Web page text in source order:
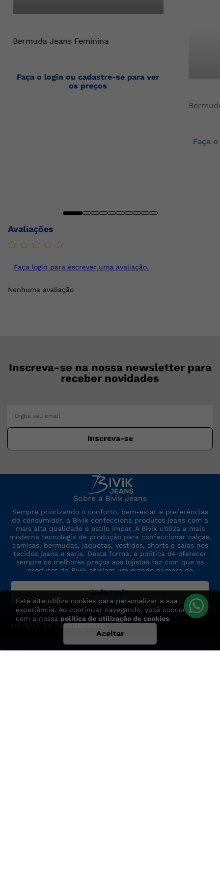
Este site utiliza cookies para personalizar a sua
experiência. Ao continuar navegando, você concorda
com a nossa política de utilização de cookies.
Aceitar
Bermuda Jeans Feminina
Faça o login ou cadastre-se para ver
os preços
Faça
Avaliações
Faça login para escrever uma avaliação.
Nenhuma avaliação
Inscreva-se na nossa newsletter para
receber novidades
Inscreva-se
Sobre a Bivik Jeans
Sempre priorizando o conforto, bem-estar e preferências
do consumidor, a Bivik confecciona produtos jeans com a
mais alta qualidade e estilo ímpar. A Bivik utiliza a mais
moderna tecnologia de produção para confeccionar calças,
camisas, bermudas, jaquetas, vestidos, shorts e saias nos
tecidos jeans e sarja. Desta forma, a política de oferecer
sempre os melhores preços aos lojistas faz com que os
produtos da Bivik atinjam um grande número de
Leia mais
Horário de Atendimento